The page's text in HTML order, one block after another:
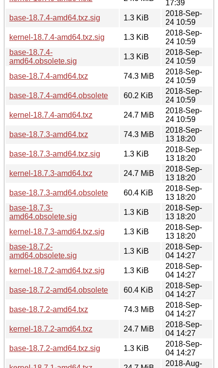
17:39
base-18.7.4-amd64.txz.sig
1.3 KiB
2018-Sep-
24 10:59
kernel-18.7.4-amd64.txz.sig
1.3 KiB
2018-Sep-
24 10:59
base-18.7.4-
amd64.obsolete.sig
1.3 KiB
2018-Sep-
24 10:59
base-18.7.4-amd64.txz
74.3 MiB
2018-Sep-
24 10:59
base-18.7.4-amd64.obsolete
60.2 KiB
2018-Sep-
24 10:59
kernel-18.7.4-amd64.txz
24.7 MiB
2018-Sep-
24 10:59
base-18.7.3-amd64.txz
74.3 MiB
2018-Sep-
13 18:20
base-18.7.3-amd64.txz.sig
1.3 KiB
2018-Sep-
13 18:20
kernel-18.7.3-amd64.txz
24.7 MiB
2018-Sep-
13 18:20
base-18.7.3-amd64.obsolete
60.4 KiB
2018-Sep-
13 18:20
base-18.7.3-
amd64.obsolete.sig
1.3 KiB
2018-Sep-
13 18:20
kernel-18.7.3-amd64.txz.sig
1.3 KiB
2018-Sep-
13 18:20
base-18.7.2-
amd64.obsolete.sig
1.3 KiB
2018-Sep-
04 14:27
kernel-18.7.2-amd64.txz.sig
1.3 KiB
2018-Sep-
04 14:27
base-18.7.2-amd64.obsolete
60.4 KiB
2018-Sep-
04 14:27
base-18.7.2-amd64.txz
74.3 MiB
2018-Sep-
04 14:27
kernel-18.7.2-amd64.txz
24.7 MiB
2018-Sep-
04 14:27
base-18.7.2-amd64.txz.sig
1.3 KiB
2018-Sep-
04 14:27
2018-Aug-